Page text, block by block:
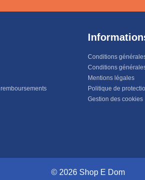
Conditions
Conditions
Mentions légales
Politique de
Gestion des cookies
© 2026 Shop E Dom